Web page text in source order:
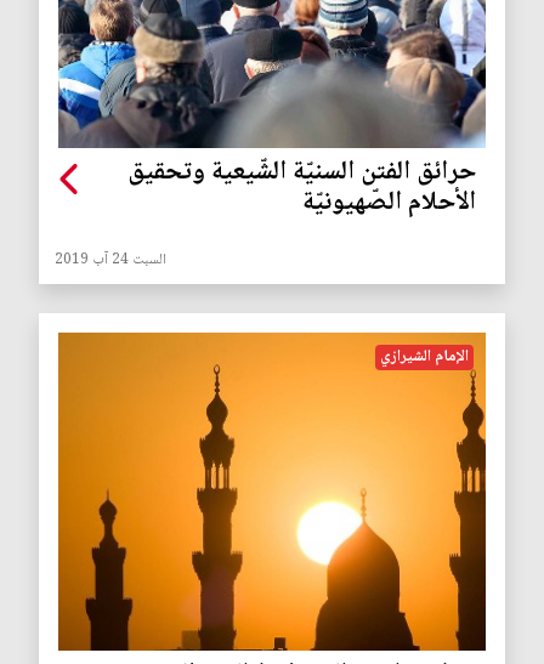
حرائق الفتن السنيّة الشّيعية وتحقيق
الأحلام الصّهيونيّة
السبت 24 آب 2019
الإمام الشيرازي